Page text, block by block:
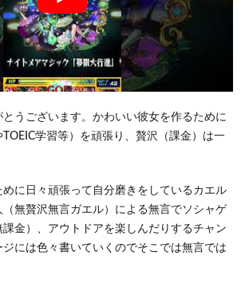
うございます。かわいい彼女を作るために
学習等）を頑張り、贅沢（課金）は一
に日々頑張って自分磨きをしているカエル
無贅沢無言ガエル）による無言でソシャゲ
課金）、アウトドアを楽しんだりするチャン
には色々書いていくのでそこでは無言では